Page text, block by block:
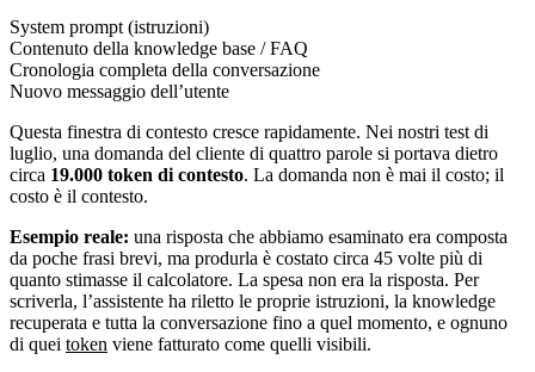
System prompt (istruzioni)
Contenuto della knowledge base / FAQ
Cronologia completa della conversazione
Nuovo messaggio dell’utente
Questa finestra di contesto cresce rapidamente. Nei nostri test di
luglio, una domanda del cliente di quattro parole si portava dietro
circa 19.000 token di contesto. La domanda non è mai il costo; il
costo è il contesto.
Esempio reale: una risposta che abbiamo esaminato era composta
da poche frasi brevi, ma produrla è costato circa 45 volte più di
quanto stimasse il calcolatore. La spesa non era la risposta. Per
scriverla, l’assistente ha riletto le proprie istruzioni, la knowledge
recuperata e tutta la conversazione fino a quel momento, e ognuno
di quei token viene fatturato come quelli visibili.